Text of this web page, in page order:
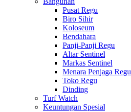
Pusat Regu
Biro Sihir
Koloseum
Bendahara
Panji-Panji Regu
Altar Sentinel
Markas Sentinel
Menara Penjaga Regu
Toko Regu
Dinding
Turf Watch
Keuntungan Spesial